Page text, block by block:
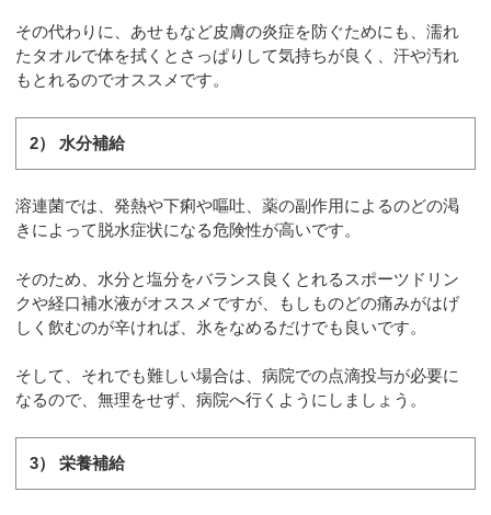
その代わりに、あせもなど皮膚の炎症を防ぐためにも、濡れ
たタオルで体を拭くとさっぱりして気持ちが良く、汗や汚れ
もとれるのでオススメです。
2） 水分補給
溶連菌では、発熱や下痢や嘔吐、薬の副作用によるのどの渇
きによって脱水症状になる危険性が高いです。
そのため、水分と塩分をバランス良くとれるスポーツドリン
クや経口補水液がオススメですが、もしものどの痛みがはげ
しく飲むのが辛ければ、氷をなめるだけでも良いです。
そして、それでも難しい場合は、病院での点滴投与が必要に
なるので、無理をせず、病院へ行くようにしましょう。
3） 栄養補給